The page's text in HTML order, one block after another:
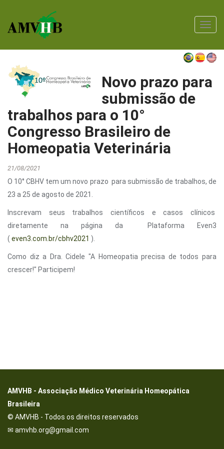
Novo prazo para
submissão de
trabalhos para o 10°
Congresso Brasileiro de
Homeopatia Veterinária
21/08/2021
O 10° CBHV tem um novo prazo para submissão de trabalhos, de
23 a 25 de agosto de 2021.
Inscrevam seus trabalhos científicos e casos clínicos
diretamente na página da Plataforma Even3
( even3.com.br/cbhv2021 ).
Como diz a Dra. Cidele "A Homeopatia precisa de todos para
crescer!" Participem!
AMVHB - Associação Médico Veterinária Homeopática
Brasileira
© AMVHB - Todos os direitos reservados
✉ amvhb.org@gmail.com